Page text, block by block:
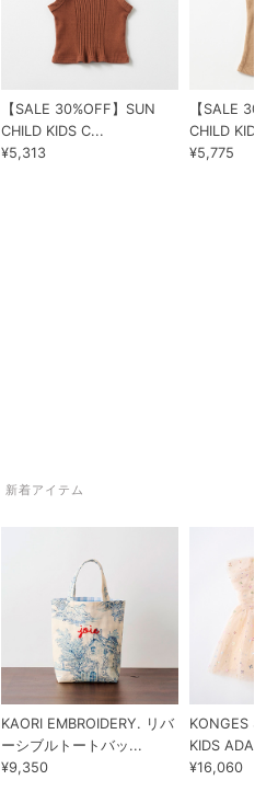
【SALE 30%OFF】SUN
CHILD KIDS C...
¥5,313
【SALE
CHILD KIDS
¥5,775
新着アイテム
KAORI EMBROIDERY. リバ
ーシブルトートバッ...
¥9,350
KONGES
KIDS ADA...
¥16,060